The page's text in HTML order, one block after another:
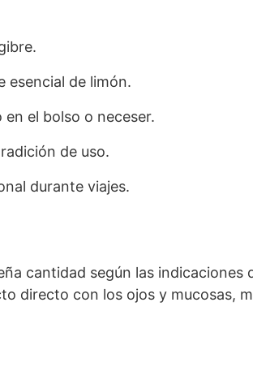
esencial de limón.
el bolso o neceser.
de uso.
durante viajes.
cantidad según las indicaciones
directo con los ojos y mucosas,